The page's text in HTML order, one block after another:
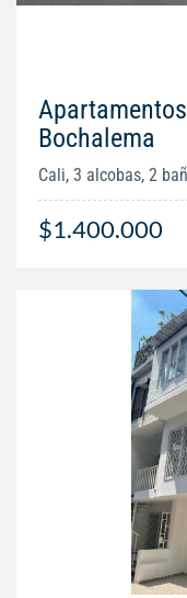
Bochalema
Cali, 3 alcobas, 2
$1.400.000